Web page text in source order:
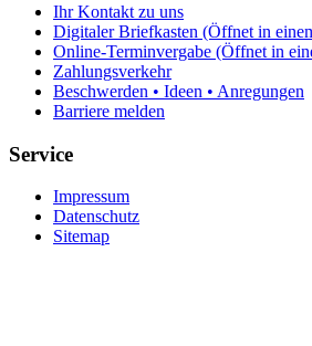
Ihr Kontakt zu uns
Digitaler Briefkasten (Öffnet in
Online-Terminvergabe (Öffnet in
Zahlungsverkehr
Beschwerden • Ideen • Anregungen
Barriere melden
Service
Impressum
Datenschutz
Sitemap